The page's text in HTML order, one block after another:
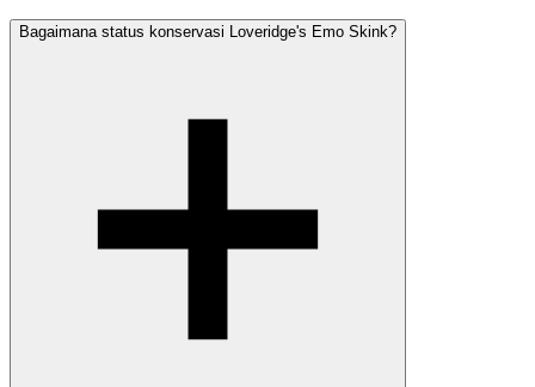
Bagaimana status konservasi Loveridge's Emo Skink?